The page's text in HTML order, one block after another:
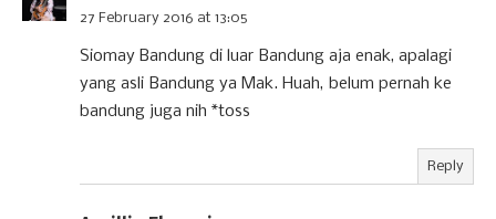
27 February 2016 at 13:05
Siomay Bandung di luar Bandung aja enak, apalagi
yang asli Bandung ya Mak. Huah, belum pernah ke
bandung juga nih *toss
Reply